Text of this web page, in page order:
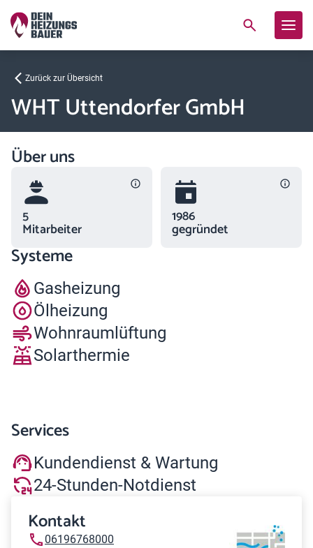
Zurück zur Übersicht
WHT Uttendorfer GmbH
Über uns
5
Mitarbeiter
1986
gegründet
Systeme
Gasheizung
Ölheizung
Wohnraumlüftung
Solarthermie
Services
Kundendienst & Wartung
24-Stunden-Notdienst
Kontakt
06196768000